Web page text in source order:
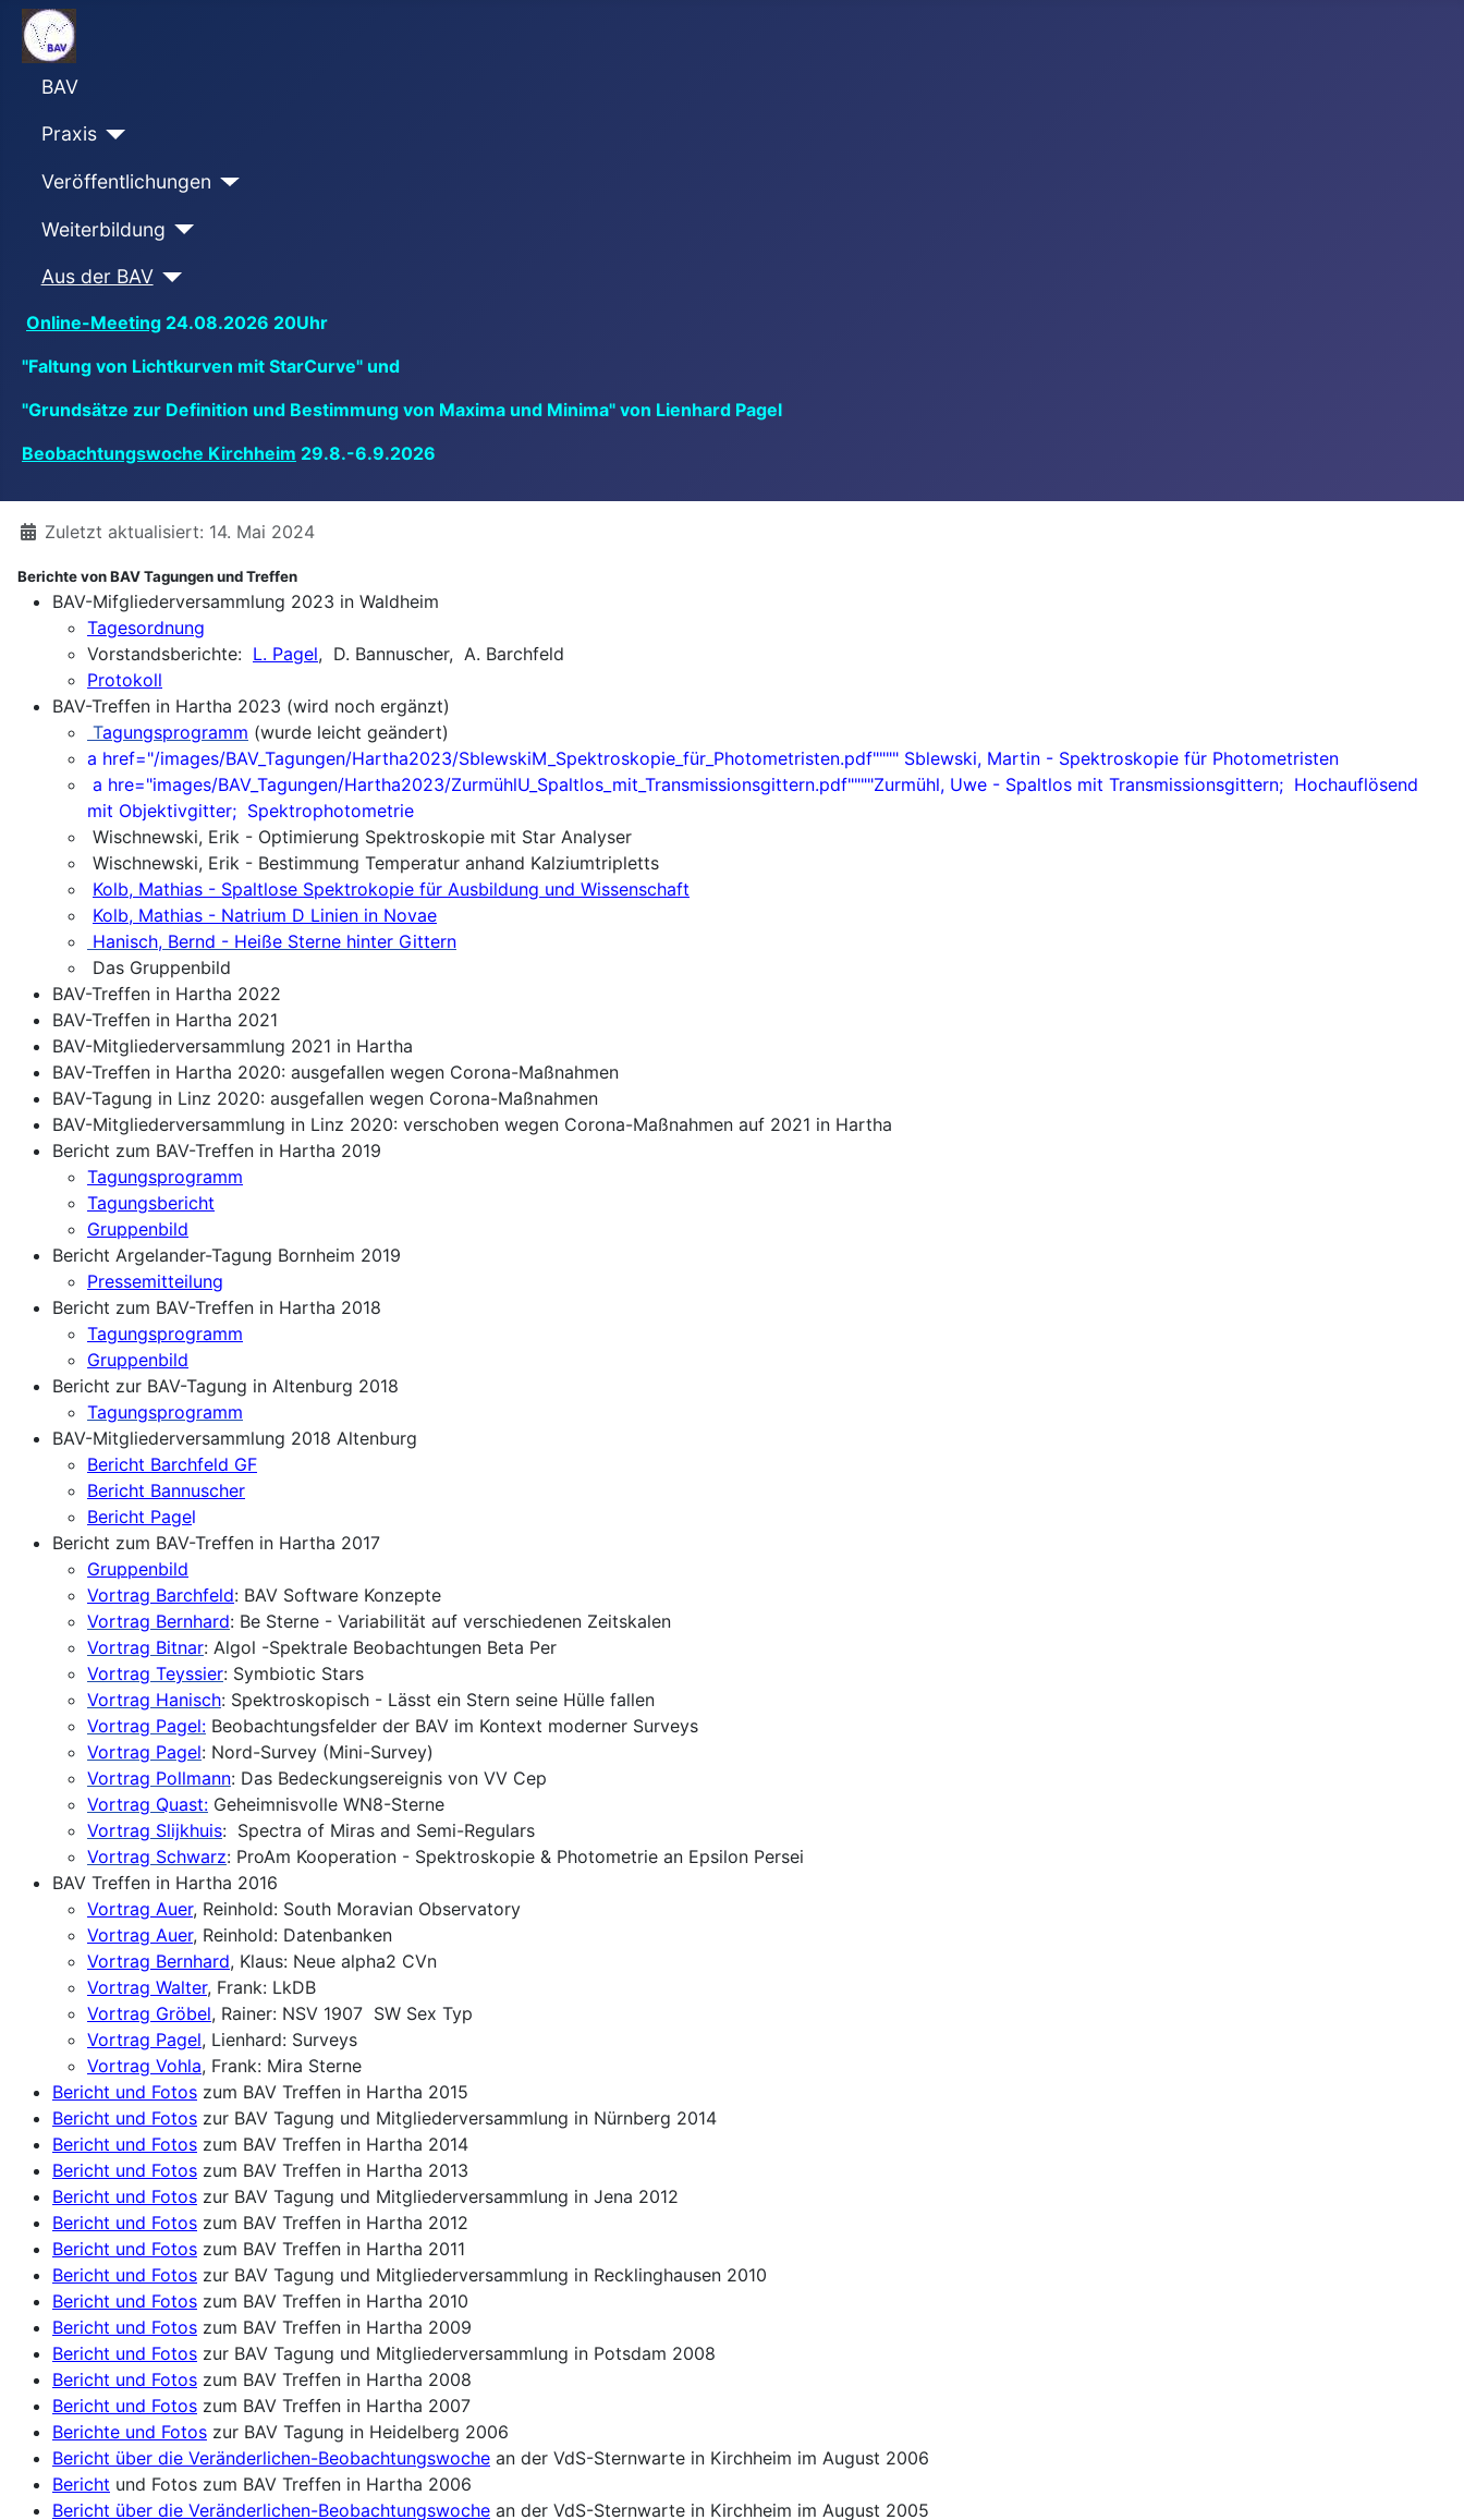
BAV
Praxis
Veröffentlichungen
Weiterbildung
Aus der BAV
Online-Meeting 24.08.2026 20Uhr
"Faltung von Lichtkurven mit StarCurve" und
"Grundsätze zur Definition und Bestimmung von Maxima und Minima" von Lienhard Pagel
Beobachtungswoche Kirchheim 29.8.-6.9.2026
DetailsZuletzt aktualisiert: 14. Mai 2024
Berichte von BAV Tagungen und Treffen
BAV-Mifgliederversammlung 2023 in Waldheim
Tagesordnung
Vorstandsberichte: L. Pagel, D. Bannuscher, A. Barchfeld
Protokoll
BAV-Treffen in Hartha 2023 (wird noch ergänzt)
Tagungsprogramm (wurde leicht geändert)
a href="/images/BAV_Tagungen/Hartha2023/SblewskiM_Spektroskopie_für_Photometristen.pdf"""" Sblewski, Martin - Spektroskopie für Photometristen
a hre="images/BAV_Tagungen/Hartha2023/ZurmühlU_Spaltlos_mit_Transmissionsgittern.pdf""""Zurmühl, Uwe - Spaltlos mit Transmissionsgittern; Hochauflösend
mit Objektivgitter; Spektrophotometrie
Wischnewski, Erik - Optimierung Spektroskopie mit Star Analyser
Wischnewski, Erik - Bestimmung Temperatur anhand Kalziumtripletts
Kolb, Mathias - Spaltlose Spektrokopie für Ausbildung und Wissenschaft
Kolb, Mathias - Natrium D Linien in Novae
Hanisch, Bernd - Heiße Sterne hinter Gittern
Das Gruppenbild
BAV-Treffen in Hartha 2022
BAV-Treffen in Hartha 2021
BAV-Mitgliederversammlung 2021 in Hartha
BAV-Treffen in Hartha 2020: ausgefallen wegen Corona-Maßnahmen
BAV-Tagung in Linz 2020: ausgefallen wegen Corona-Maßnahmen
BAV-Mitgliederversammlung in Linz 2020: verschoben wegen Corona-Maßnahmen auf 2021 in Hartha
Bericht zum BAV-Treffen in Hartha 2019
Tagungsprogramm
Tagungsbericht
Gruppenbild
Bericht Argelander-Tagung Bornheim 2019
Pressemitteilung
Bericht zum BAV-Treffen in Hartha 2018
Tagungsprogramm
Gruppenbild
Bericht zur BAV-Tagung in Altenburg 2018
Tagungsprogramm
BAV-Mitgliederversammlung 2018 Altenburg
Bericht Barchfeld GF
Bericht Bannuscher
Bericht Pagel
Bericht zum BAV-Treffen in Hartha 2017
Gruppenbild
Vortrag Barchfeld: BAV Software Konzepte
Vortrag Bernhard: Be Sterne - Variabilität auf verschiedenen Zeitskalen
Vortrag Bitnar: Algol -Spektrale Beobachtungen Beta Per
Vortrag Teyssier: Symbiotic Stars
Vortrag Hanisch: Spektroskopisch - Lässt ein Stern seine Hülle fallen
Vortrag Pagel: Beobachtungsfelder der BAV im Kontext moderner Surveys
Vortrag Pagel: Nord-Survey (Mini-Survey)
Vortrag Pollmann: Das Bedeckungsereignis von VV Cep
Vortrag Quast: Geheimnisvolle WN8-Sterne
Vortrag Slijkhuis: Spectra of Miras and Semi-Regulars
Vortrag Schwarz: ProAm Kooperation - Spektroskopie & Photometrie an Epsilon Persei
BAV Treffen in Hartha 2016
Vortrag Auer, Reinhold: South Moravian Observatory
Vortrag Auer, Reinhold: Datenbanken
Vortrag Bernhard, Klaus: Neue alpha2 CVn
Vortrag Walter, Frank: LkDB
Vortrag Gröbel, Rainer: NSV 1907 SW Sex Typ
Vortrag Pagel, Lienhard: Surveys
Vortrag Vohla, Frank: Mira Sterne
Bericht und Fotos zum BAV Treffen in Hartha 2015
Bericht und Fotos zur BAV Tagung und Mitgliederversammlung in Nürnberg 2014
Bericht und Fotos zum BAV Treffen in Hartha 2014
Bericht und Fotos zum BAV Treffen in Hartha 2013
Bericht und Fotos zur BAV Tagung und Mitgliederversammlung in Jena 2012
Bericht und Fotos zum BAV Treffen in Hartha 2012
Bericht und Fotos zum BAV Treffen in Hartha 2011
Bericht und Fotos zur BAV Tagung und Mitgliederversammlung in Recklinghausen 2010
Bericht und Fotos zum BAV Treffen in Hartha 2010
Bericht und Fotos zum BAV Treffen in Hartha 2009
Bericht und Fotos zur BAV Tagung und Mitgliederversammlung in Potsdam 2008
Bericht und Fotos zum BAV Treffen in Hartha 2008
Bericht und Fotos zum BAV Treffen in Hartha 2007
Berichte und Fotos zur BAV Tagung in Heidelberg 2006
Bericht über die Veränderlichen-Beobachtungswoche an der VdS-Sternwarte in Kirchheim im August 2006
Bericht und Fotos zum BAV Treffen in Hartha 2006
Bericht über die Veränderlichen-Beobachtungswoche an der VdS-Sternwarte in Kirchheim im August 2005